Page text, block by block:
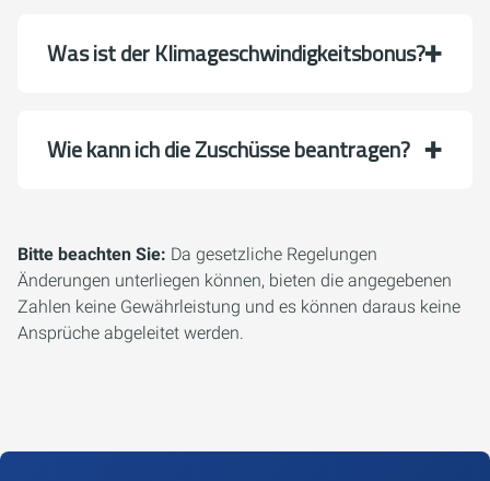
Was ist der Klimageschwindigkeitsbonus?
Wie kann ich die Zuschüsse beantragen?
Bitte beachten Sie: Da gesetzliche Regelungen
Änderungen unterliegen können, bieten die angegebenen
Zahlen keine Gewährleistung und es können daraus keine
Ansprüche abgeleitet werden.